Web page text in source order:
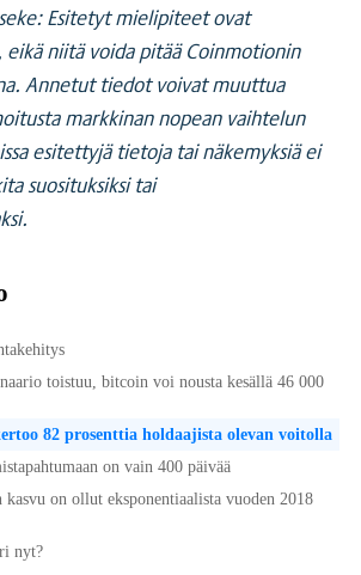
Esitetyt mielipiteet ovat
niitä voida pitää Coinmotionin
Annetut tiedot voivat muuttua
markkinan nopean vaihtelun
esitettyjä tietoja tai näkemyksiä ei
suosituksiksi tai
toistuu, bitcoin voi nousta kesällä 46 000
82 prosenttia holdaajista olevan voitolla
on vain 400 päivää
on ollut eksponentiaalista vuoden 2018
nyt?